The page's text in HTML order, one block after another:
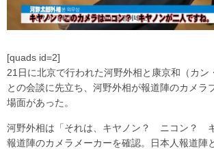
[quads id=2]
21日に北京で行われた河野外相と康京和（カン
との会談に先立ち、河野外相が報道陣のカメラ
場面があった。
河野外相は「それは、キヤノン？ ニコン？
報道陣のカメラメーカーを確認。日本人報道陣